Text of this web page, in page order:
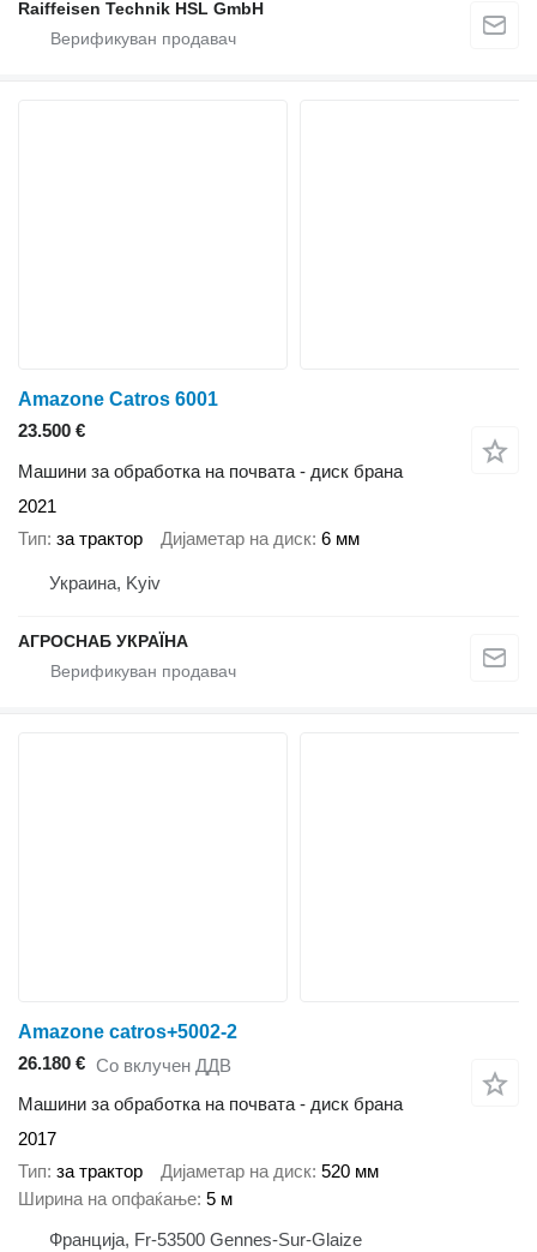
Raiffeisen Technik HSL GmbH
Amazone Catros 6001
23.500 €
Машини за обработка на почвата - диск брана
2021
Тип за трактор Дијаметар на диск 6 мм
Украина, Kyiv
АГРОСНАБ УКРАЇНА
Amazone catros+5002-2
26.180 € Со вклучен ДДВ
Машини за обработка на почвата - диск брана
2017
Тип за трактор Дијаметар на диск 520 мм
Ширина на опфаќање 5 м
Франција, Fr-53500 Gennes-Sur-Glaize